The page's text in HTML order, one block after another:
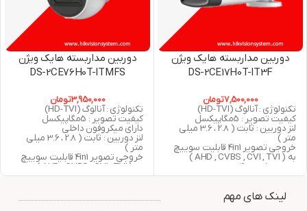
دوربین مداربسته هایک ویژن
DS-2CE17H0T-IT3F
7,500,000تومان
تکنولوژی : آنالوگ (HD-TVI)
کیفیت تصویر : 5مگاپیکسل
لنز دوربین : ثابت ( 2.8 ، 3.6 میلی
متر )
خروجی تصویر 4in1 قابلیت سوییچ
به ( AHD , CVBS , CVI , TVI )
دید در شب : 40 متر مربع
استاندارد : IP67
افزار
دوربین مداربسته هایک ویژن
DS-2CE76H0T-ITMFS
3,950,000تومان
تکنولوژی : آنالوگ (HD-TVI)
کیفیت تصویر : 5مگاپیکسل
دارای میکروفون داخلی
لنز دوربین : ثابت ( 2.8 ، 3.6 میلی
متر )
خروجی تصویر 4in1 قابلیت سوییچ
به ( AHD , CVBS , CVI , TVI )
دید در شب : 30 متر مربع
لینک های مهم